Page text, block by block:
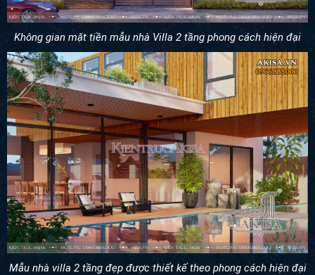
Không gian mặt tiền mẫu nhà Villa 2 tầng phong cách hiện đại
Mẫu nhà villa 2 tầng đẹp được thiết kế theo phong cách hiện đại